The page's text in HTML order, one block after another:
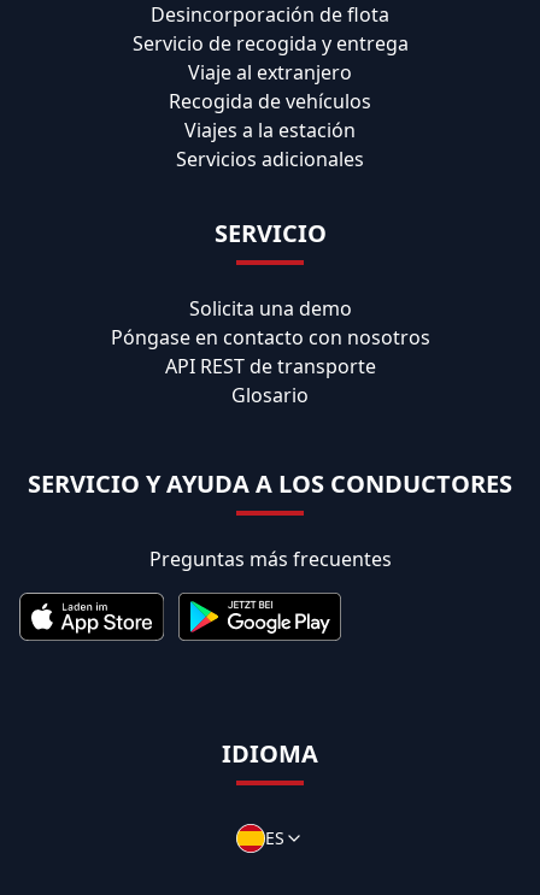
Desincorporación de flota
Servicio de recogida y entrega
Viaje al extranjero
Recogida de vehículos
Viajes a la estación
Servicios adicionales
SERVICIO
Solicita una demo
Póngase en contacto con nosotros
API REST de transporte
Glosario
SERVICIO Y AYUDA A LOS CONDUCTORES
Preguntas más frecuentes
IDIOMA
ES